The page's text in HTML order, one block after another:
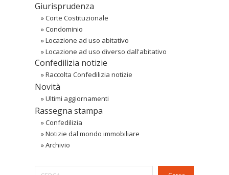
Giurisprudenza
»Corte Costituzionale
»Condominio
»Locazione ad uso abitativo
»Locazione ad uso diverso dall'abitativo
Confedilizia notizie
»Raccolta Confedilizia notizie
Novità
»Ultimi aggiornamenti
Rassegna stampa
»Confedilizia
»Notizie dal mondo immobiliare
»Archivio